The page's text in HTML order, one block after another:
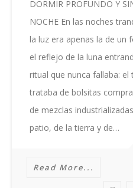
DORMIR PROFUNDO Y
NOCHE En las noches
la luz era apenas la de un
el reflejo de la luna
ritual que nunca fallaba: el
trataba de bolsitas
de mezclas
patio, de la tierra y de…
Read More...